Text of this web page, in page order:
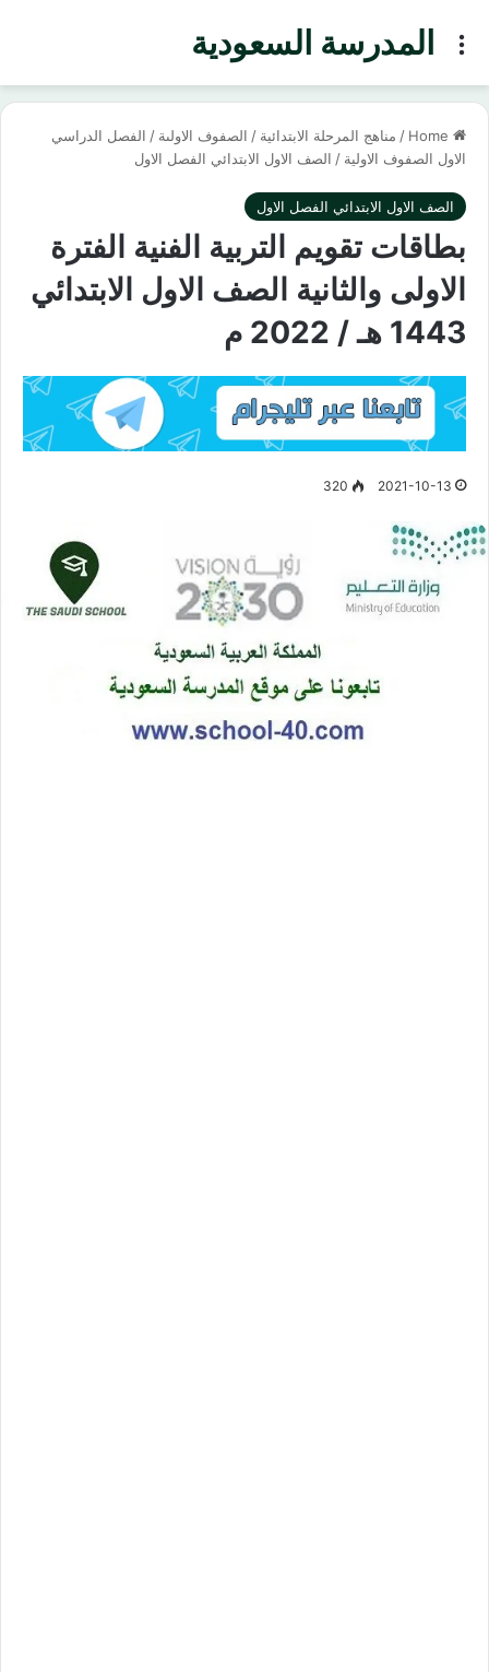
المدرسة السعوديةMenu
/ مناهج المرحلة الابتدائية / الصفوف الاولىة / الفصل الدراسي
الاول الصفوف الاولية / الصف الاول الابتدائي الفصل الاول
الصف الاول الابتدائي الفصل الاول
بطاقات تقويم التربية الفنية الفترة
الاولى والثانية الصف الاول الابتدائي
1443 هـ / 2022 م
2021-10-13
320